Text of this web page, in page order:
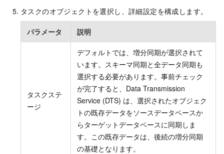
タスクのオブジェクトを選択し、詳細設定を構成します。
パラメータ 説明
タスクステ
ージ
デフォルトでは、増分同期が選択されて
います。スキーマ同期と全データ同期も
選択する必要があります。事前チェック
が完了すると、Data Transmission
Service (DTS) は、選択されたオブジェク
トの既存データをソースデータベースか
らターゲットデータベースに同期しま
す。この既存データは、後続の増分同期
の基礎となります。